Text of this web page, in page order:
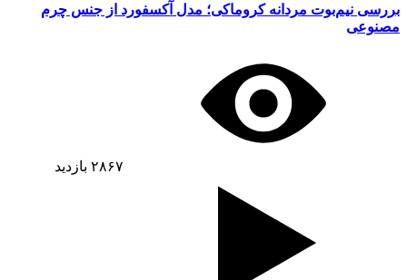
بررسی نیم‌بوت مردانه کروماکی؛ مدل آکسفورد از جنس چرم
مصنوعی
۲۸۶۷ بازدید